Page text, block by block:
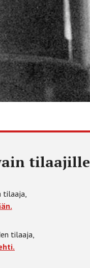
tilaajille
tilaaja,
tilaaja,